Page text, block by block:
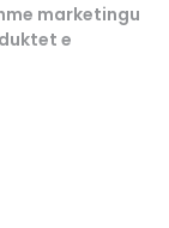
marketingu
e